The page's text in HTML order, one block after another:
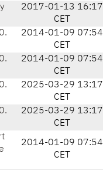
2017-01-13 16:17
CET
2014-01-09 07:54
CET
2014-01-09 07:54
CET
2025-03-29 13:17
CET
2025-03-29 13:17
CET
2014-01-09 07:54
CET